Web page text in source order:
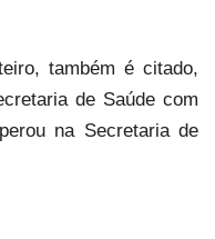
também é citado,
de Saúde com
na Secretaria de